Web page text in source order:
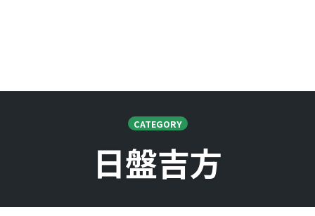
CATEGORY
日盤吉方